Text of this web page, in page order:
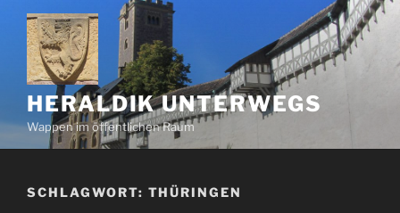
Zum
Inhalt
springen
HERALDIK UNTERWEGS
Wappen im öffentlichen Raum
SCHLAGWORT: THÜRINGEN